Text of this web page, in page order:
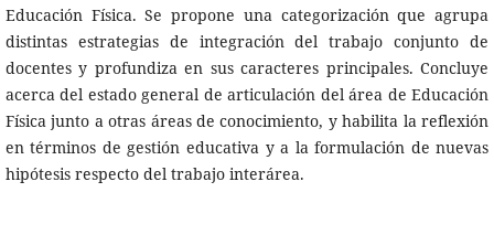
Educación Física. Se propone una categorización que agrupa
distintas estrategias de integración del trabajo conjunto de
docentes y profundiza en sus caracteres principales. Concluye
acerca del estado general de articulación del área de Educación
Física junto a otras áreas de conocimiento, y habilita la reflexión
en términos de gestión educativa y a la formulación de nuevas
hipótesis respecto del trabajo interárea.